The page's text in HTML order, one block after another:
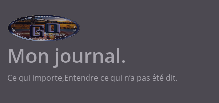
content
Mon journal.
Ce qui importe,Entendre ce qui n’a pas été dit.